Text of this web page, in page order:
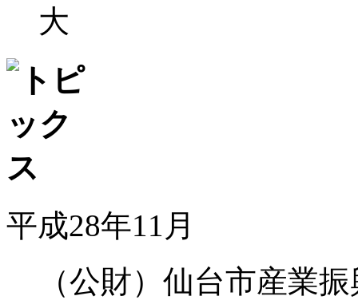
大
平成28年11月
（公財）仙台市産業